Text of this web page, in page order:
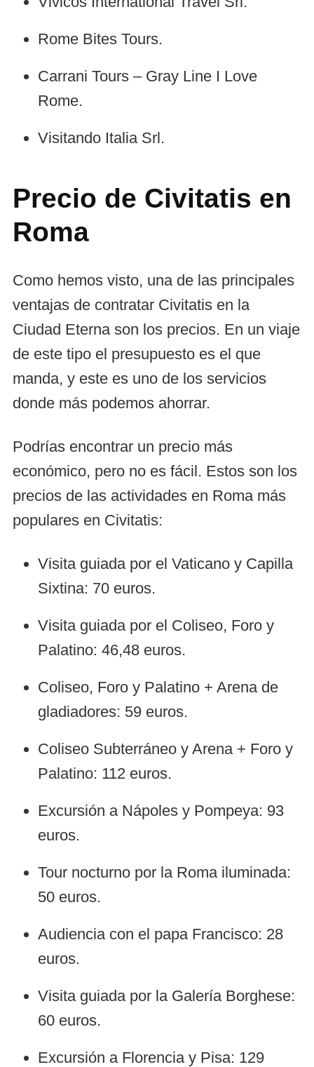
Rome Bites Tours.
Carrani Tours – Gray Line I Love
Rome.
Visitando Italia Srl.
Precio de Civitatis en
Roma
Como hemos visto, una de las principales
ventajas de contratar Civitatis en la
Ciudad Eterna son los precios. En un viaje
de este tipo el presupuesto es el que
manda, y este es uno de los servicios
donde más podemos ahorrar.
Podrías encontrar un precio más
económico, pero no es fácil. Estos son los
precios de las actividades en Roma más
populares en Civitatis:
Visita guiada por el Vaticano y Capilla
Sixtina: 70 euros.
Visita guiada por el Coliseo, Foro y
Palatino: 46,48 euros.
Coliseo, Foro y Palatino + Arena de
gladiadores: 59 euros.
Coliseo Subterráneo y Arena + Foro y
Palatino: 112 euros.
Excursión a Nápoles y Pompeya: 93
euros.
Tour nocturno por la Roma iluminada:
50 euros.
Audiencia con el papa Francisco: 28
euros.
Visita guiada por la Galería Borghese:
60 euros.
Excursión a Florencia y Pisa: 129